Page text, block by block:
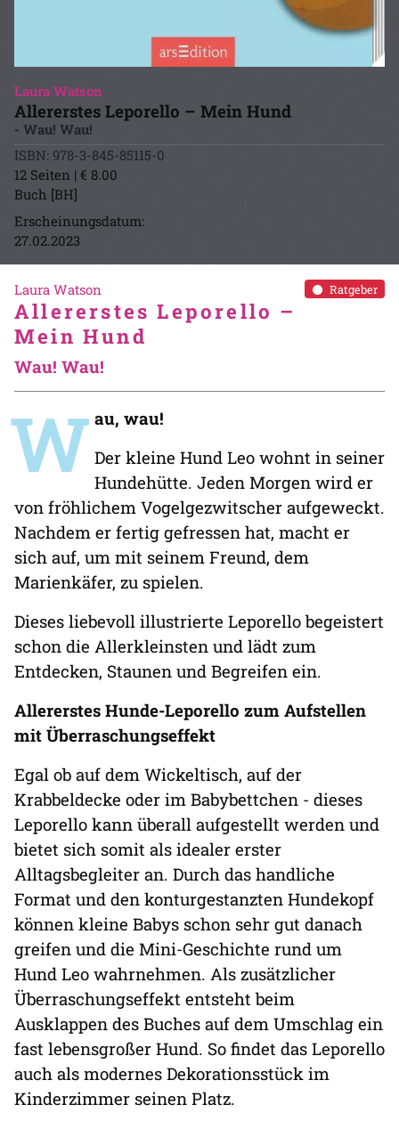
Laura Watson
Allererstes Leporello – Mein Hund
- Wau! Wau!
ISBN: 978-3-845-85115-0
12 Seiten | € 8.00
Buch [BH]
Erscheinungsdatum:
27.02.2023
Ratgeber
Laura Watson
Allererstes Leporello –
Mein Hund
Wau! Wau!
W au, wau!
Der kleine Hund Leo wohnt in seiner
Hundehütte. Jeden Morgen wird er
von fröhlichem Vogelgezwitscher aufgeweckt.
Nachdem er fertig gefressen hat, macht er
sich auf, um mit seinem Freund, dem
Marienkäfer, zu spielen.
Dieses liebevoll illustrierte Leporello begeistert
schon die Allerkleinsten und lädt zum
Entdecken, Staunen und Begreifen ein.
Allererstes Hunde-Leporello zum Aufstellen
mit Überraschungseffekt
Egal ob auf dem Wickeltisch, auf der
Krabbeldecke oder im Babybettchen - dieses
Leporello kann überall aufgestellt werden und
bietet sich somit als idealer erster
Alltagsbegleiter an. Durch das handliche
Format und den konturgestanzten Hundekopf
können kleine Babys schon sehr gut danach
greifen und die Mini-Geschichte rund um
Hund Leo wahrnehmen. Als zusätzlicher
Überraschungseffekt entsteht beim
Ausklappen des Buches auf dem Umschlag ein
fast lebensgroßer Hund. So findet das Leporello
auch als modernes Dekorationsstück im
Kinderzimmer seinen Platz.